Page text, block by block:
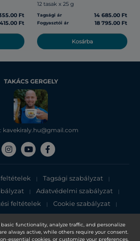
functionality, analyze traffic, and personalize
always active, while others require your consent.
essential cookies, or customize your preferences.
Ft
Ft
12 tasak x 25 g
Tagsági ár 14 685.00 Ft
Fogyasztói ár 18 795.00 Ft
Kosárba
TAKÁCS GERGELY
kavekiraly.hu@gmail.com
feltételek | Tagsági szabályzat |
| Adatvédelmi szabályzat |
feltételek | Cookie szabályzat |
tájékoztató
Holdings Bhd. 199501033918 (363120-V)